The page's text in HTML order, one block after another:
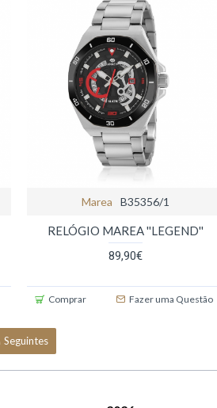
Marea B35356/1
RELÓGIO MAREA ''LEGEND''
89,90€
Comprar Fazer uma Questão
Seguintes